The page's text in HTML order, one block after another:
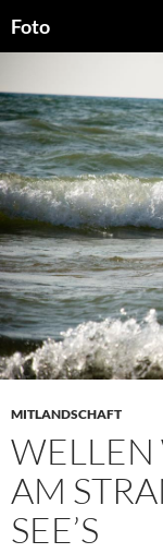
Inhalt
Foto
MITLANDSCHAFT
WELLEN
AM
SEE’S